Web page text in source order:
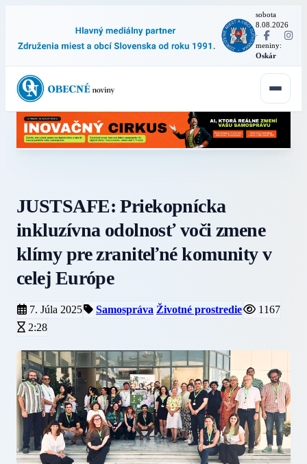
sobota
8.08.2026
·
meniny:
Oskár
JUSTSAFE: Priekopnícka
inkluzívna odolnosť voči zmene
klímy pre zraniteľné komunity v
celej Európe
7. Júla 2025 Samospráva Životné prostredie
1167
2:28